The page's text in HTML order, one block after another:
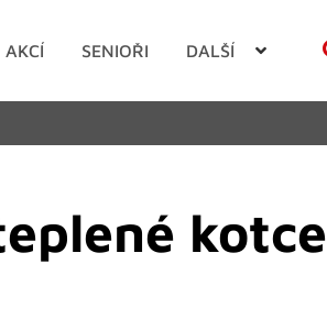
AKCÍ SENIOŘI DALŠÍ
kotce